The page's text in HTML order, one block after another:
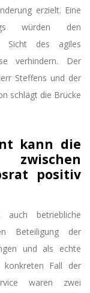
erzielt. Eine
würden den
Sicht des agiles
verhindern. Der
Steffens und der
schlägt die Brücke
kann die
positiv
auch betriebliche
Beteiligung der
und als echte
konkreten Fall der
waren zwei